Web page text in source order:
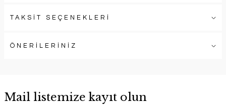
TAKSİT SEÇENEKLERİ
ÖNERİLERİNİZ
Mail listemize kayıt olun